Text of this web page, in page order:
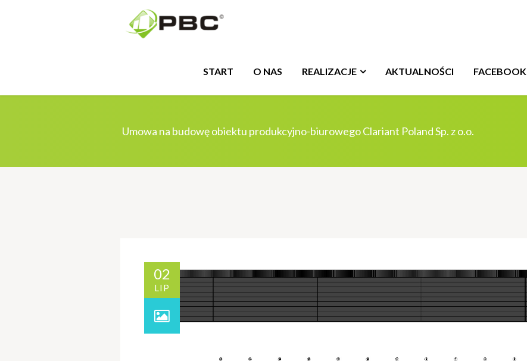
START O NAS REALIZACJE AKTUALNOŚCI FACEBOOK
Umowa na budowę obiektu produkcyjno-biurowego Clariant Poland Sp. z o.o.
02
LIP